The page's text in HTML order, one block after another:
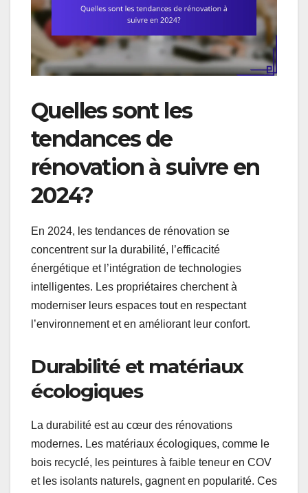
Quelles sont les
tendances de
rénovation à suivre en
2024?
En 2024, les tendances de rénovation se
concentrent sur la durabilité, l’efficacité
énergétique et l’intégration de technologies
intelligentes. Les propriétaires cherchent à
moderniser leurs espaces tout en respectant
l’environnement et en améliorant leur confort.
Durabilité et matériaux
écologiques
La durabilité est au cœur des rénovations
modernes. Les matériaux écologiques, comme le
bois recyclé, les peintures à faible teneur en COV
et les isolants naturels, gagnent en popularité. Ces